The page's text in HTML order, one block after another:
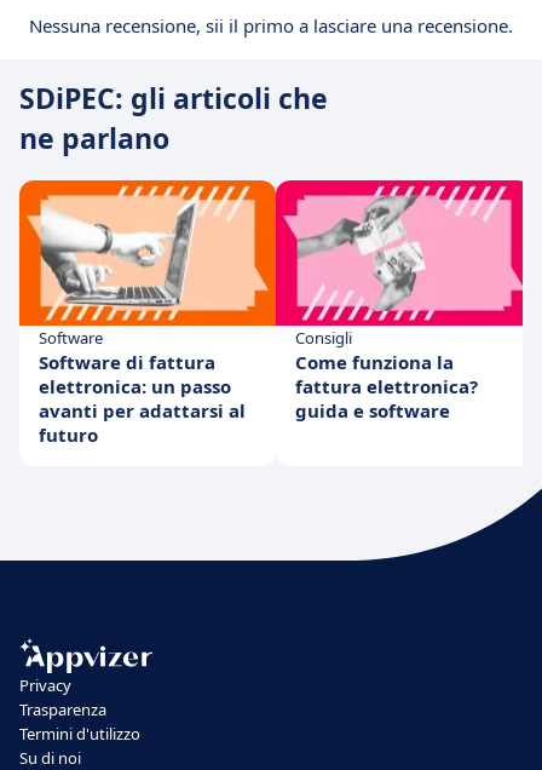
Nessuna recensione, sii il primo a lasciare una recensione.
SDiPEC: gli articoli che
ne parlano
Software
Software di fattura
elettronica: un passo
avanti per adattarsi al
futuro
Consigli
Come funziona la
fattura elettronica?
guida e software
Privacy
Trasparenza
Termini d'utilizzo
Su di noi